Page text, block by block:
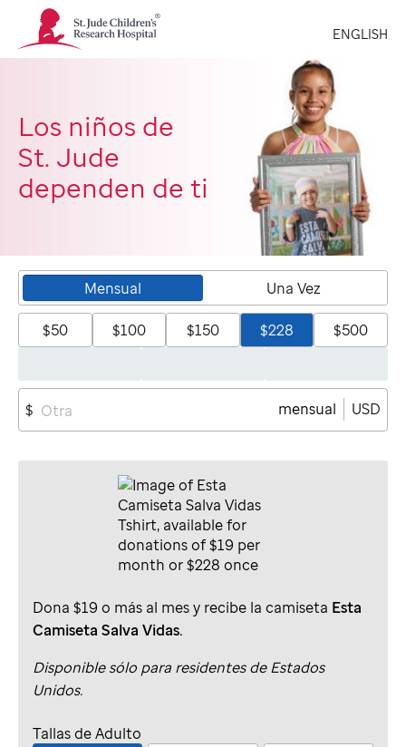
St.
Jude
Logo
ENGLISH
Los niños de
St. Jude
dependen de ti
Mensual Una Vez
$50 $100 $150 $228 $500
$ mensual USD
Dona $19 o más al mes y recibe la camiseta Esta
Camiseta Salva Vidas.
Disponible sólo para residentes de Estados
Unidos.
Tallas de Adulto